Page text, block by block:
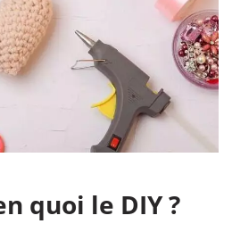
quoi le DIY ?